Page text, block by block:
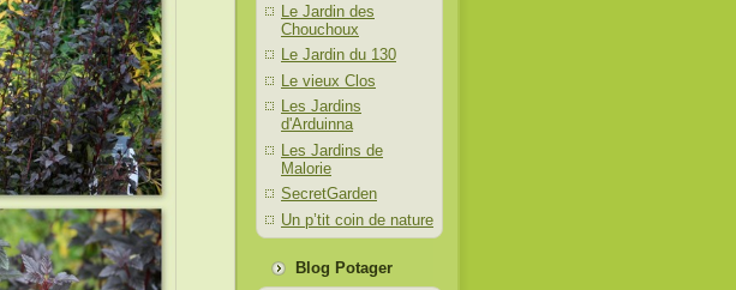
Le Jardin des
Chouchoux
Le Jardin du 130
Le vieux Clos
Les Jardins
d'Arduinna
Les Jardins de
Malorie
SecretGarden
Un p’tit coin de nature
Blog Potager